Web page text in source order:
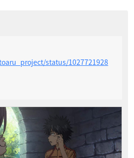
status/1027721928